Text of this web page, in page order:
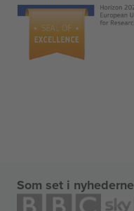
Som set i nyhederne